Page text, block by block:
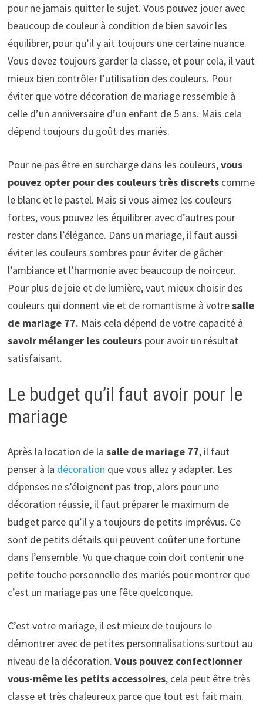
pour ne jamais quitter le sujet. Vous pouvez jouer avec
beaucoup de couleur à condition de bien savoir les
équilibrer, pour qu’il y ait toujours une certaine nuance.
Vous devez toujours garder la classe, et pour cela, il vaut
mieux bien contrôler l’utilisation des couleurs. Pour
éviter que votre décoration de mariage ressemble à
celle d’un anniversaire d’un enfant de 5 ans. Mais cela
dépend toujours du goût des mariés.
Pour ne pas être en surcharge dans les couleurs,vous
pouvez opter pour des couleurs très discretscomme
le blanc et le pastel. Mais si vous aimez les couleurs
fortes, vous pouvez les équilibrer avec d’autres pour
rester dans l’élégance. Dans un mariage, il faut aussi
éviter les couleurs sombres pour éviter de gâcher
l’ambiance et l’harmonie avec beaucoup de noirceur.
Pour plus de joie et de lumière, vaut mieux choisir des
couleurs qui donnent vie et de romantisme à votresalle
de mariage 77. Mais cela dépend de votre capacité à
savoir mélanger les couleurspour avoir un résultat
satisfaisant.
Le budget qu’il faut avoir pour le
mariage
Après la location de la salle de mariage 77, il faut
penser à la décoration que vous allez y adapter. Les
dépenses ne s’éloignent pas trop, alors pour une
décoration réussie, il faut préparer le maximum de
budget parce qu’il y a toujours de petits imprévus. Ce
sont de petits détails qui peuvent coûter une fortune
dans l’ensemble. Vu que chaque coin doit contenir une
petite touche personnelle des mariés pour montrer que
c’est un mariage pas une fête quelconque.
C’est votre mariage, il est mieux de toujours le
démontrer avec de petites personnalisations surtout au
niveau de la décoration. Vous pouvez confectionner
vous-même les petits accessoires, cela peut être très
classe et très chaleureux parce que tout est fait main.